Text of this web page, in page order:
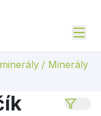
/ Minerály